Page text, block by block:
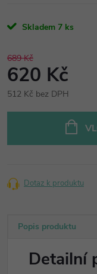
Skladem 7 ks
689 Kč
620 Kč
512 Kč bez DPH
Dotaz k produktu
Popis produktu
Detailní